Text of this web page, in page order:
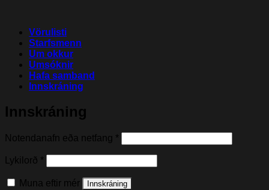
Vörulisti
Starfsmenn
Um okkur
Umsóknir
Hafa samband
Innskráning
Innskráning
Notendanafn eða netfang *
Lykilorð *
Muna eftir mér Innskráning